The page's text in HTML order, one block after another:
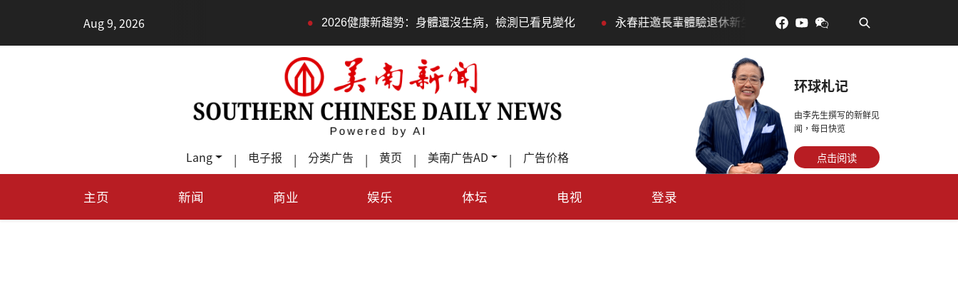
Aug 9, 2026 2026健康新趨勢：身體還沒生病，檢測已看見變化 • 永春莊邀長輩體驗退休新生活，訂金放得多，月租省更多！ 每天多走幾步路，老
Lang | 电子报 | 分类广告 | 黄页 | 美南广告AD | 广告价格
环球札记
由李先生撰写的新鲜见
闻，每日快览
点击阅读
主页 新闻 商业 娱乐 体坛 电视 登录